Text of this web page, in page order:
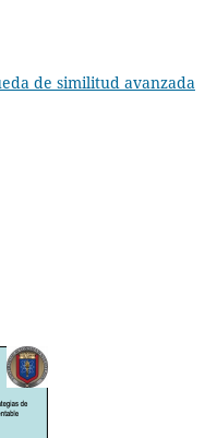
de similitud avanzada